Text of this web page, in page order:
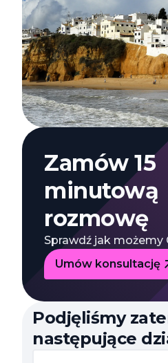
Zamów 15
minutową
rozmowę
Sprawdź jak możemy
Umów konsultację
Podjęliśmy
następujące